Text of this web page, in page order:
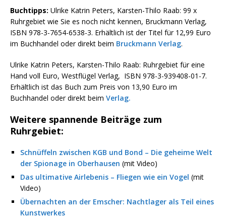
Buchtipps: Ulrike Katrin Peters, Karsten-Thilo Raab: 99 x
Ruhrgebiet wie Sie es noch nicht kennen, Bruckmann Verlag,
ISBN 978-3-7654-6538-3. Erhältlich ist der Titel für 12,99 Euro
im Buchhandel oder direkt beim Bruckmann Verlag.
Ulrike Katrin Peters, Karsten-Thilo Raab: Ruhrgebiet für eine
Hand voll Euro, Westflügel Verlag, ISBN 978-3-939408-01-7.
Erhältlich ist das Buch zum Preis von 13,90 Euro im
Buchhandel oder direkt beim Verlag.
Weitere spannende Beiträge zum
Ruhrgebiet:
Schnüffeln zwischen KGB und Bond – Die geheime Welt
der Spionage in Oberhausen (mit Video)
Das ultimative Airlebenis – Fliegen wie ein Vogel (mit
Video)
Übernachten an der Emscher: Nachtlager als Teil eines
Kunstwerkes